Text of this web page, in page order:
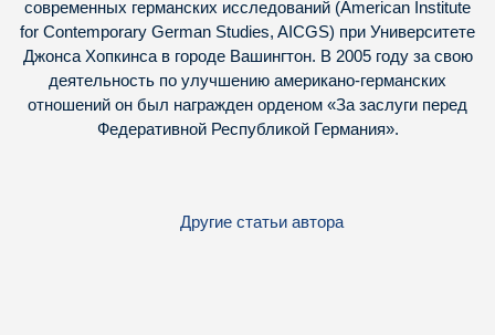
современных германских исследований (American Institute
for Contemporary German Studies, AICGS) при Университете
Джонса Хопкинса в городе Вашингтон. В 2005 году за свою
деятельность по улучшению американо-германских
отношений он был награжден орденом «За заслуги перед
Федеративной Республикой Германия».
Другие статьи автора